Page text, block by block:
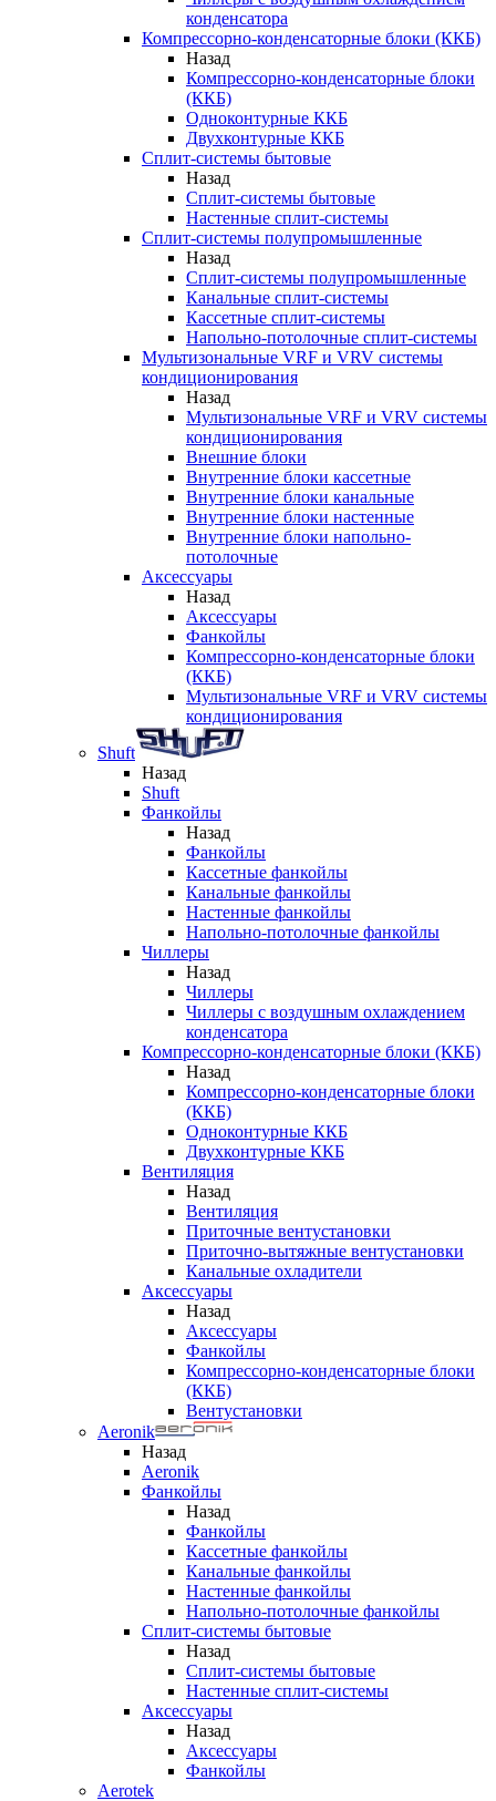
конденсатора
Компрессорно-конденсаторные блоки (ККБ)
Назад
Компрессорно-конденсаторные блоки
(ККБ)
Одноконтурные ККБ
Двухконтурные ККБ
Сплит-системы бытовые
Назад
Сплит-системы бытовые
Настенные сплит-системы
Сплит-системы полупромышленные
Назад
Сплит-системы полупромышленные
Канальные сплит-системы
Кассетные сплит-системы
Напольно-потолочные сплит-системы
Мультизональные VRF и VRV системы
кондиционирования
Назад
Мультизональные VRF и VRV системы
кондиционирования
Внешние блоки
Внутренние блоки кассетные
Внутренние блоки канальные
Внутренние блоки настенные
Внутренние блоки напольно-
потолочные
Аксессуары
Назад
Аксессуары
Фанкойлы
Компрессорно-конденсаторные блоки
(ККБ)
Мультизональные VRF и VRV системы
кондиционирования
Shuft
Назад
Shuft
Фанкойлы
Назад
Фанкойлы
Кассетные фанкойлы
Канальные фанкойлы
Настенные фанкойлы
Напольно-потолочные фанкойлы
Чиллеры
Назад
Чиллеры
Чиллеры с воздушным охлаждением
конденсатора
Компрессорно-конденсаторные блоки (ККБ)
Назад
Компрессорно-конденсаторные блоки
(ККБ)
Одноконтурные ККБ
Двухконтурные ККБ
Вентиляция
Назад
Вентиляция
Приточные вентустановки
Приточно-вытяжные вентустановки
Канальные охладители
Аксессуары
Назад
Аксессуары
Фанкойлы
Компрессорно-конденсаторные блоки
(ККБ)
Вентустановки
Aeronik
Назад
Aeronik
Фанкойлы
Назад
Фанкойлы
Кассетные фанкойлы
Канальные фанкойлы
Настенные фанкойлы
Напольно-потолочные фанкойлы
Сплит-системы бытовые
Назад
Сплит-системы бытовые
Настенные сплит-системы
Аксессуары
Назад
Аксессуары
Фанкойлы
Aerotek